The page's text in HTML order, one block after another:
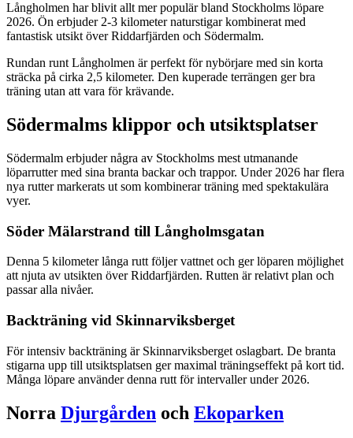
Långholmen har blivit allt mer populär bland Stockholms löpare
2026. Ön erbjuder 2-3 kilometer naturstigar kombinerat med
fantastisk utsikt över Riddarfjärden och Södermalm.
Rundan runt Långholmen är perfekt för nybörjare med sin korta
sträcka på cirka 2,5 kilometer. Den kuperade terrängen ger bra
träning utan att vara för krävande.
Södermalms klippor och utsiktsplatser
Södermalm erbjuder några av Stockholms mest utmanande
löparrutter med sina branta backar och trappor. Under 2026 har flera
nya rutter markerats ut som kombinerar träning med spektakulära
vyer.
Söder Mälarstrand till Långholmsgatan
Denna 5 kilometer långa rutt följer vattnet och ger löparen möjlighet
att njuta av utsikten över Riddarfjärden. Rutten är relativt plan och
passar alla nivåer.
Backträning vid Skinnarviksberget
För intensiv backträning är Skinnarviksberget oslagbart. De branta
stigarna upp till utsiktsplatsen ger maximal träningseffekt på kort tid.
Många löpare använder denna rutt för intervaller under 2026.
Norra Djurgården och Ekoparken